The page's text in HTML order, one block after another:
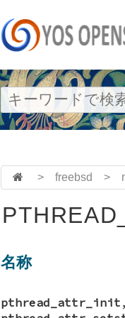
> freebsd >
名称
pthread_attr_init